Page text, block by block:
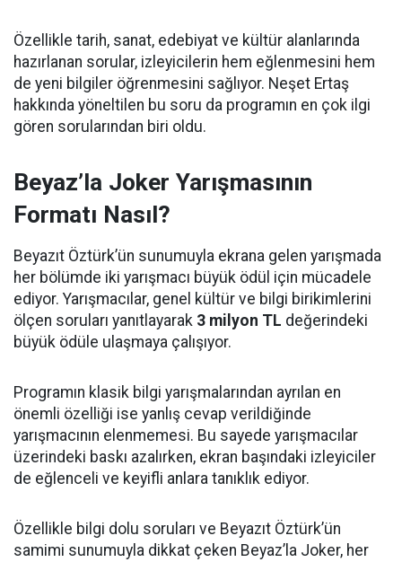
Özellikle tarih, sanat, edebiyat ve kültür alanlarında
hazırlanan sorular, izleyicilerin hem eğlenmesini hem
de yeni bilgiler öğrenmesini sağlıyor. Neşet Ertaş
hakkında yöneltilen bu soru da programın en çok ilgi
gören sorularından biri oldu.
Beyaz’la Joker Yarışmasının
Formatı Nasıl?
Beyazıt Öztürk’ün sunumuyla ekrana gelen yarışmada
her bölümde iki yarışmacı büyük ödül için mücadele
ediyor. Yarışmacılar, genel kültür ve bilgi birikimlerini
ölçen soruları yanıtlayarak 3 milyon TL değerindeki
büyük ödüle ulaşmaya çalışıyor.
Programın klasik bilgi yarışmalarından ayrılan en
önemli özelliği ise yanlış cevap verildiğinde
yarışmacının elenmemesi. Bu sayede yarışmacılar
üzerindeki baskı azalırken, ekran başındaki izleyiciler
de eğlenceli ve keyifli anlara tanıklık ediyor.
Özellikle bilgi dolu soruları ve Beyazıt Öztürk’ün
samimi sunumuyla dikkat çeken Beyaz’la Joker, her